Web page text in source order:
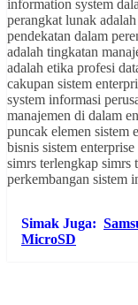
Simak Juga:
MicroSD